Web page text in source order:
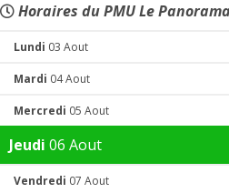
Horaires du PMU Le
Lundi 03 Aout
Mardi 04 Aout
Mercredi 05 Aout
Jeudi 06 Aout
Vendredi 07 Aout